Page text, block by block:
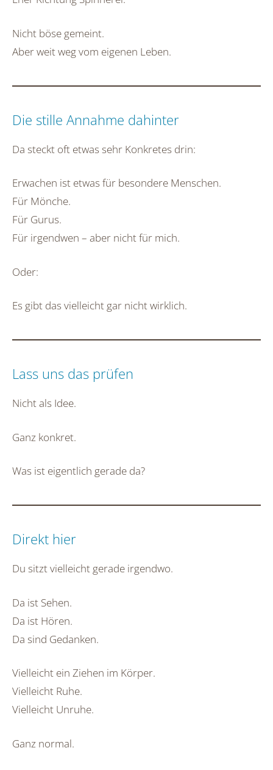
Nicht böse gemeint.
Aber weit weg vom eigenen Leben.
Die stille Annahme dahinter
Da steckt oft etwas sehr Konkretes drin:
Erwachen ist etwas für besondere Menschen.
Für Mönche.
Für Gurus.
Für irgendwen – aber nicht für mich.
Oder:
Es gibt das vielleicht gar nicht wirklich.
Lass uns das prüfen
Nicht als Idee.
Ganz konkret.
Was ist eigentlich gerade da?
Direkt hier
Du sitzt vielleicht gerade irgendwo.
Da ist Sehen.
Da ist Hören.
Da sind Gedanken.
Vielleicht ein Ziehen im Körper.
Vielleicht Ruhe.
Vielleicht Unruhe.
Ganz normal.